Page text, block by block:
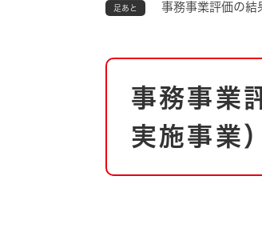
ごみ・衛生・動物 救
防災・防犯 上
自然・環境・公園 住
引っ越し
足あと 事務事業評価の結
本
事務事業
実施事業）